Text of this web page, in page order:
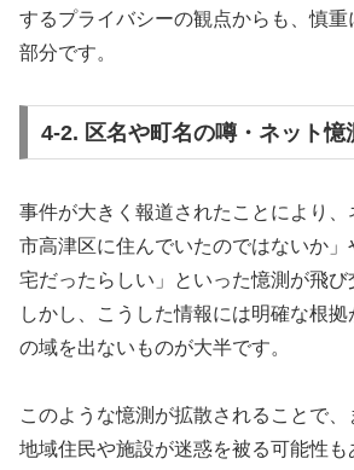
するプライバシーの観点からも、慎重
部分です。
4-2. 区名や町名の噂・ネット憶
事件が大きく報道されたことにより
市高津区に住んでいたのではないか
宅だったらしい」といった憶測が飛び
しかし、こうした情報には明確な根
の域を出ないものが大半です。
このような憶測が拡散されることで
地域住民や施設が迷惑を被る可能性も